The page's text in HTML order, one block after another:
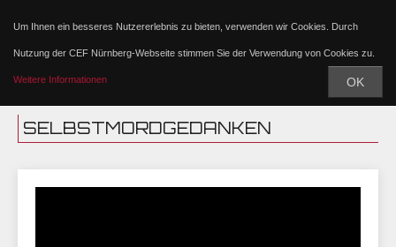
Um Ihnen ein besseres Nutzererlebnis zu bieten, verwenden wir Cookies. Durch
Nutzung der CEF Nürnberg-Webseite stimmen Sie der Verwendung von Cookies zu.
Weitere Informationen OK
SELBSTMORDGEDANKEN